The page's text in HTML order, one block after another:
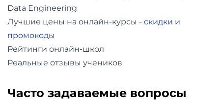
Data Engineering
Лучшие цены на онлайн-курсы - скидки и
промокоды
Рейтинги онлайн-школ
Реальные отзывы учеников
Часто задаваемые вопросы